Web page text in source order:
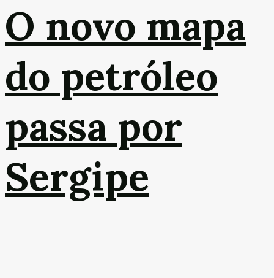
O novo mapa
do petróleo
passa por
Sergipe